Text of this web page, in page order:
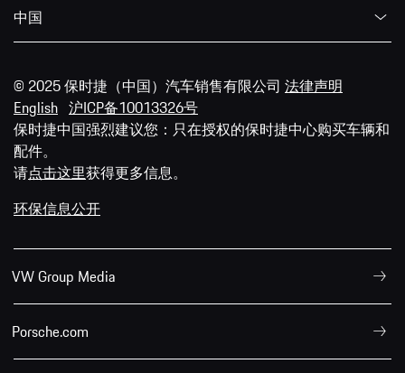
中国
© 2025 保时捷（中国）汽车销售有限公司 法律声明
English 沪ICP备10013326号
保时捷中国强烈建议您：只在授权的保时捷中心购买车辆和
配件。
请点击这里获得更多信息。
环保信息公开
VW Group Media
Porsche.com